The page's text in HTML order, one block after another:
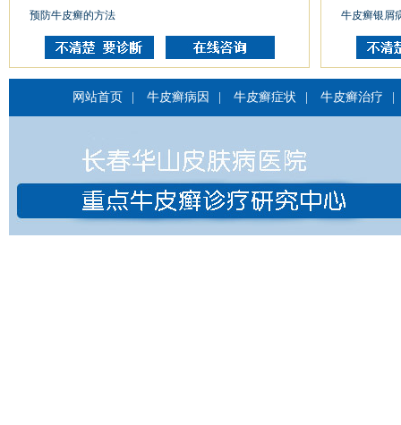
预防牛皮癣的方法
牛皮癣银屑
网站首页 牛皮癣病因 牛皮癣症状 牛皮癣治疗